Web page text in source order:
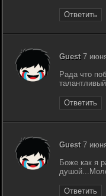
Ответить
Guest7
Рада что
Ответить
Guest7
Боже как я
Ответить